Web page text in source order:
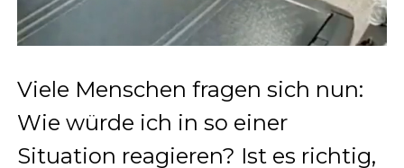
Viele Menschen fragen sich nun:
Wie würde ich in so einer
Situation reagieren? Ist es richtig,